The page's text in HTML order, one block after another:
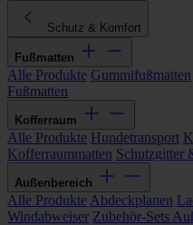
Schutz & Komfort
Fußmatten
Alle Produkte Gummifußmatten
Fußmatten
Kofferraum
Alle Produkte Hundetransport
Kofferraummatten Schutzgitter
Außenbereich
Alle Produkte Abdeckplanen
Windabweiser Zubehör-Sets